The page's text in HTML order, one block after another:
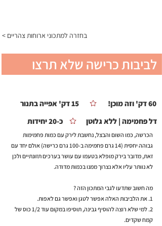
< בחזרה למתכוני ארוחות צהריים
לביבות כרישה שלא תרצו
60 דק' וזה מוכן!
דל פחמימה | ללא גלוטן
כ-20 יחידות
15 דק' אפייה בתנור
הכרשה, כמו השום והבצל, נחשבת לירק עם כמות פחמימות
גבוהה יחסית (14 גרם פחמימה ב-100 גרם כרישה) אולם יחד עם
זאת, מדובר בירק מופלא בטעמו עם עושר בערכים תזונתיים ולכן
לא נוותר עליו אלא נצרוך ממנו בכמות מדודה.
מה חשוב שתדעו לגבי המתכון הזה ?
1. את הלביבות האלה אפשר לטגן ואפשר גם לאפות.
2. למי שלא רוצה להוסיף גבינה, תוסיפו במקום עוד 1/2 כוס של
קמח שקדים.